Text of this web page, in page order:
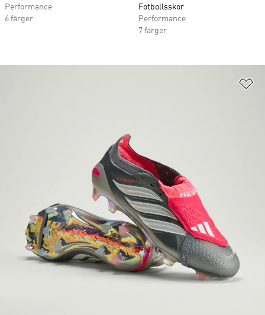
Performance
6 färger
Fotbollsskor
Performance
7 färger